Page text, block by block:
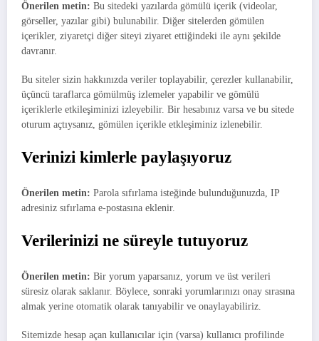
Önerilen metin: Bu sitedeki yazılarda gömülü içerik (videolar,
görseller, yazılar gibi) bulunabilir. Diğer sitelerden gömülen
içerikler, ziyaretçi diğer siteyi ziyaret ettiğindeki ile aynı şekilde
davranır.
Bu siteler sizin hakkınızda veriler toplayabilir, çerezler kullanabilir,
üçüncü taraflarca gömülmüş izlemeler yapabilir ve gömülü
içeriklerle etkileşiminizi izleyebilir. Bir hesabınız varsa ve bu sitede
oturum açtıysanız, gömülen içerikle etkleşiminiz izlenebilir.
Verinizi kimlerle paylaşıyoruz
Önerilen metin: Parola sıfırlama isteğinde bulunduğunuzda, IP
adresiniz sıfırlama e-postasına eklenir.
Verilerinizi ne süreyle tutuyoruz
Önerilen metin: Bir yorum yaparsanız, yorum ve üst verileri
süresiz olarak saklanır. Böylece, sonraki yorumlarınızı onay sırasına
almak yerine otomatik olarak tanıyabilir ve onaylayabiliriz.
Sitemizde hesap açan kullanıcılar için (varsa) kullanıcı profilinde